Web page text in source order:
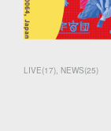
LIVE(17) NEWS(25)